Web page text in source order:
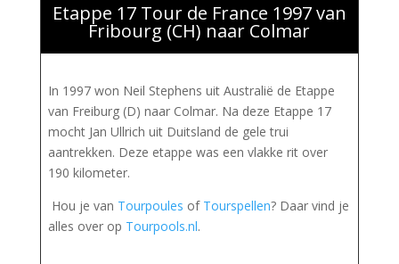
Etappe 17 Tour de France 1997 van
Fribourg (CH) naar Colmar
In 1997 won Neil Stephens uit Australië de Etappe
van Freiburg (D) naar Colmar. Na deze Etappe 17
mocht Jan Ullrich uit Duitsland de gele trui
aantrekken. Deze etappe was een vlakke rit over
190 kilometer.
Hou je van Tourpoules of Tourspellen? Daar vind je
alles over op Tourpools.nl.